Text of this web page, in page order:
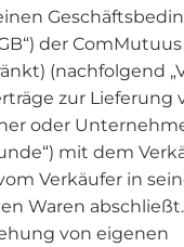
der ComMutuus
(nachfolgend
zur Lieferung
oder
mit dem
Verkäufer in
Waren
von eigenen